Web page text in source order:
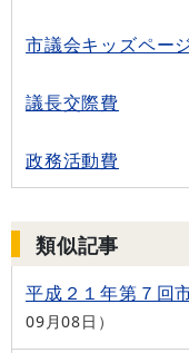
市議会キッズペー
議長交際費
政務活動費
類似記事
平成２１年第７回
09月08日